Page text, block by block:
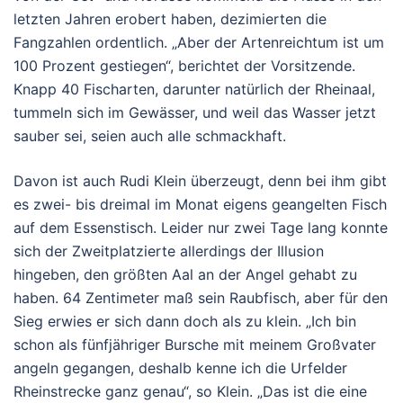
letzten Jahren erobert haben, dezimierten die
Fangzahlen ordentlich. „Aber der Artenreichtum ist um
100 Prozent gestiegen“, berichtet der Vorsitzende.
Knapp 40 Fischarten, darunter natürlich der Rheinaal,
tummeln sich im Gewässer, und weil das Wasser jetzt
sauber sei, seien auch alle schmackhaft.
Davon ist auch Rudi Klein überzeugt, denn bei ihm gibt
es zwei- bis dreimal im Monat eigens geangelten Fisch
auf dem Essenstisch. Leider nur zwei Tage lang konnte
sich der Zweitplatzierte allerdings der Illusion
hingeben, den größten Aal an der Angel gehabt zu
haben. 64 Zentimeter maß sein Raubfisch, aber für den
Sieg erwies er sich dann doch als zu klein. „Ich bin
schon als fünfjähriger Bursche mit meinem Großvater
angeln gegangen, deshalb kenne ich die Urfelder
Rheinstrecke ganz genau“, so Klein. „Das ist die eine